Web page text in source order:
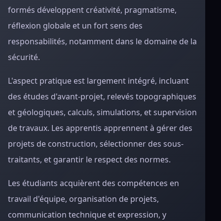
formés développent créativité, pragmatisme,
réflexion globale et un fort sens des
responsabilités, notamment dans le domaine de la
sécurité.
L'aspect pratique est largement intégré, incluant
des études d'avant-projet, relevés topographiques
et géologiques, calculs, simulations, et supervision
de travaux. Les apprentis apprennent à gérer des
projets de construction, sélectionner des sous-
traitants, et garantir le respect des normes.
Les étudiants acquièrent des compétences en
travail d'équipe, organisation de projets,
communication technique et expression, y